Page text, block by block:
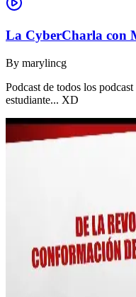
La CyberCharla con
By marylincg
Podcast de todos los
estudiante... XD